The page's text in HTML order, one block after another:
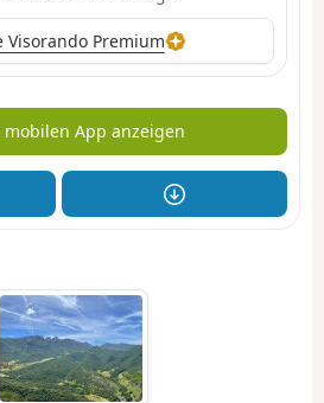
Visorando Premium
App anzeigen